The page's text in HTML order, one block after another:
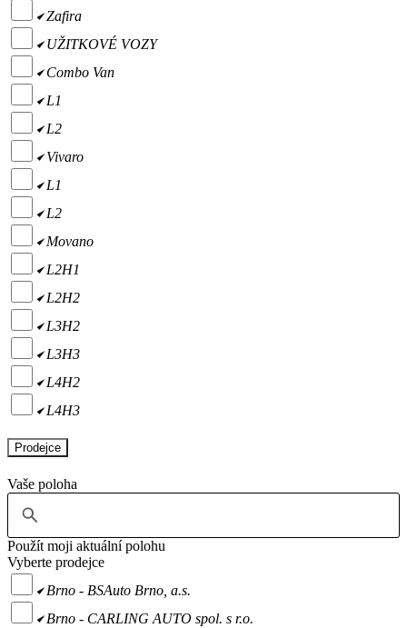
Zafira
UŽITKOVÉ VOZY
Combo Van
L1
L2
Vivaro
L1
L2
Movano
L2H1
L2H2
L3H2
L3H3
L4H2
L4H3
Prodejce
Vaše poloha
Použít moji aktuální polohu
Vyberte prodejce
Brno - BSAuto Brno, a.s.
Brno - CARLING AUTO spol. s r.o.